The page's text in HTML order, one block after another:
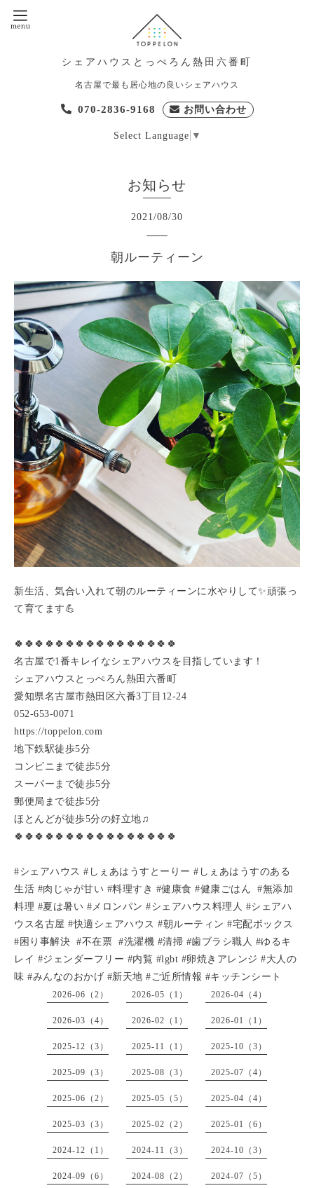
シェアハウスとっぺろん熱田六番町
名古屋で最も居心地の良いシェアハウス
070-2836-9168 お問い合わせ
Select Language ▼
お知らせ
2021/08/30
朝ルーティーン
新生活、気合い入れて朝のルーティーンに水やりして✨頑張っ
て育てます💪
🍀🍀🍀🍀🍀🍀🍀🍀🍀🍀🍀🍀🍀🍀🍀🍀
名古屋で1番キレイなシェアハウスを目指しています！
シェアハウスとっぺろん熱田六番町
愛知県名古屋市熱田区六番3丁目12-24
052-653-0071
https://toppelon.com
地下鉄駅徒歩5分
コンビニまで徒歩5分
スーパーまで徒歩5分
郵便局まで徒歩5分
ほとんどが徒歩5分の好立地♫
🍀🍀🍀🍀🍀🍀🍀🍀🍀🍀🍀🍀🍀🍀🍀🍀
#シェアハウス #しぇあはうすとーりー #しぇあはうすのある
生活 #肉じゃが甘い #料理すき #健康食 #健康ごはん #無添加
料理 #夏は暑い #メロンパン #シェアハウス料理人 #シェアハ
ウス名古屋 #快適シェアハウス #朝ルーティン #宅配ボックス
#困り事解決 #不在票 #洗濯機 #清掃 #歯ブラシ職人 #ゆるキ
レイ #ジェンダーフリー #内覧 #lgbt #卵焼きアレンジ #大人の
味 #みんなのおかげ #新天地 #ご近所情報 #キッチンシート
2026-06（2） 2026-05（1） 2026-04（4）
2026-03（4） 2026-02（1） 2026-01（1）
2025-12（3） 2025-11（1） 2025-10（3）
2025-09（3） 2025-08（3） 2025-07（4）
2025-06（2） 2025-05（5） 2025-04（4）
2025-03（3） 2025-02（2） 2025-01（6）
2024-12（1） 2024-11（3） 2024-10（3）
2024-09（6） 2024-08（2） 2024-07（5）